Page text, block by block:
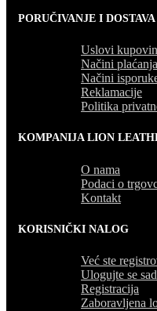
PORUČIVANJE I DOSTAVA
Uslovi
Načini plaćanja
Načini
Reklamacije
Politika
KOMPANIJA LION
O nama
Podaci o
Kontakt
KORISNIČKI NALOG
Već ste
Ulogujte se
Registracija
Zaboravljena